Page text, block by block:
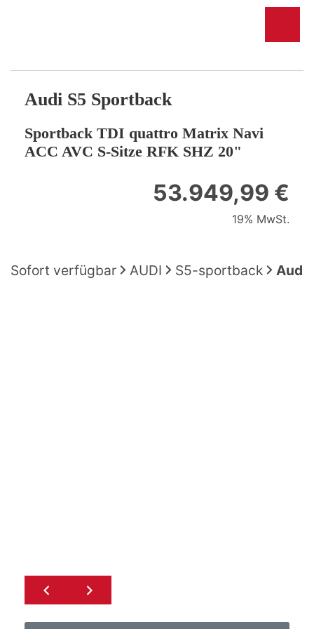
Audi S5 Sportback
Sportback TDI quattro Matrix Navi
ACC AVC S-Sitze RFK SHZ 20"
53.949,99 €
19% MwSt.
Sofort verfügbar AUDI S5-sportback Audi